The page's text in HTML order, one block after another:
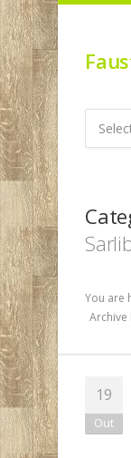
You are
Archive
19
Out